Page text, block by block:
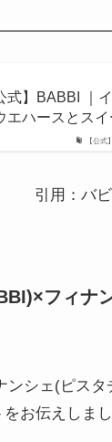
【公
式】BABBI ｜
エハースとス
引用：バ
フィナ
ンシェ(ピスタ
お伝えしまし